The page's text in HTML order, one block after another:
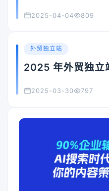
2025-04-04 809
外贸独立站
2025 年外贸独
2025-03-30 797